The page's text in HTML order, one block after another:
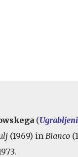
(Ugrabljeni
(1969) in Bianco